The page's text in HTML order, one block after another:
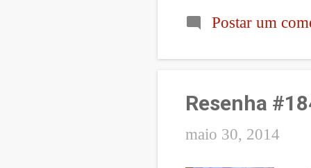
Postar um
Resenha
maio 30, 2014